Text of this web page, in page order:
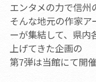
エンタメの力で信州
そんな地元の作家
ーが集結して、県内
上げてきた企画の
第7弾は当館にて開催